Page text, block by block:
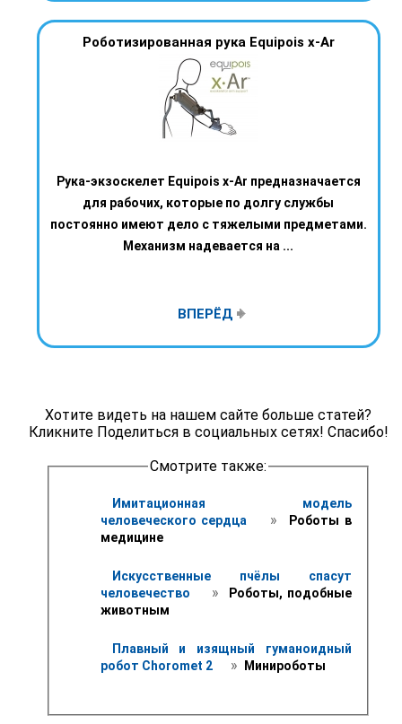
Роботизированная рука Equipois x-Ar
Рука-экзоскелет Equipois x-Ar предназначается
для рабочих, которые по долгу службы
постоянно имеют дело с тяжелыми предметами.
Механизм надевается на ...
ВПЕРЁД
Хотите видеть на нашем сайте больше статей?
Кликните Поделиться в социальных сетях! Спасибо!
Смотрите также:
Имитационная модель
человеческого сердца
»
Роботы в
медицине
Искусственные пчёлы спасут
человечество
»
Роботы, подобные
животным
Плавный и изящный гуманоидный
робот Choromet 2
» Минироботы